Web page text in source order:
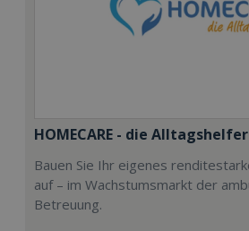
HOMECARE - die Alltagshelfer
Bauen Sie Ihr eigenes
auf – im Wachstumsmarkt der
Betreuung.